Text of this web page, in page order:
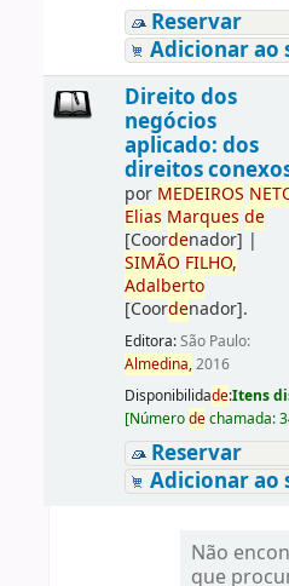
Reservar
Adicionar ao
Direito dos
negócios
aplicado: dos
direitos
por MEDEIROS
Elias Marques de
[Coordenador] |
SIMÃO FILHO,
Adalberto
[Coordenador].
Editora:São Paulo:
Almedina,2016
Disponibilidade:Itens
[Númerodechamada:
Reservar
Adicionar ao
Não
que